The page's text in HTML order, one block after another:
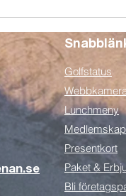
Golfstatus
Lunchmeny
Medlemskap
Presentkort
Paket &
Bli